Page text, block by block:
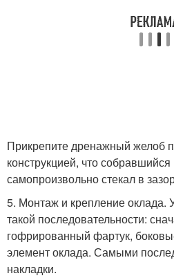
Прикрепите дренажный желоб
конструкцией, что собравшийся
самопроизвольно стекал в
5. Монтаж и крепление оклада.
такой последовательности:
гофрированный фартук,
элемент оклада. Самыми
накладки.